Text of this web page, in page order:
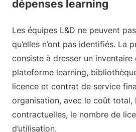
dépenses learning
Les équipes L&D ne peuvent
qu’elles n’ont pas identifiés. La
consiste à dresser un
plateforme learning,
licence et contrat de service
organisation, avec le coût total,
contractuelles, le nombre de
d’utilisation.